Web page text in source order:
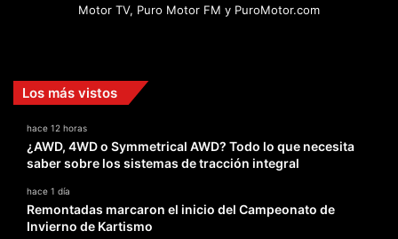
Motor TV, Puro Motor FM y PuroMotor.com
Los más vistos
hace 12 horas
¿AWD, 4WD o Symmetrical AWD? Todo lo que necesita
saber sobre los sistemas de tracción integral
hace 1 día
Remontadas marcaron el inicio del Campeonato de
Invierno de Kartismo